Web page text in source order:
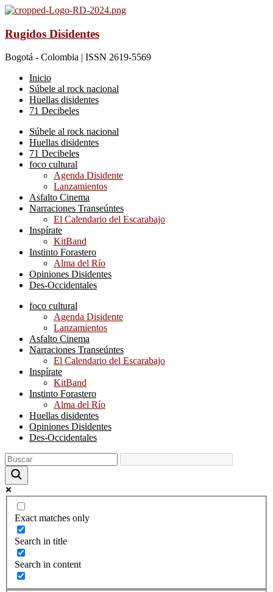
Rugidos Disidentes
Bogotá - Colombia | ISSN 2619-5569
Inicio
Súbele al rock nacional
Huellas disidentes
71 Decibeles
Súbele al rock nacional
Huellas disidentes
71 Decibeles
foco cultural
Agenda Disidente
Lanzamientos
Asfalto Cinema
Narraciones Transeúntes
El Calendario del Escarabajo
Inspírate
KitBand
Instinto Forastero
Alma del Río
Opiniones Disidentes
Des-Occidentales
foco cultural
Agenda Disidente
Lanzamientos
Asfalto Cinema
Narraciones Transeúntes
El Calendario del Escarabajo
Inspírate
KitBand
Instinto Forastero
Alma del Río
Huellas disidentes
Opiniones Disidentes
Des-Occidentales
Exact matches only
Search in title
Search in content